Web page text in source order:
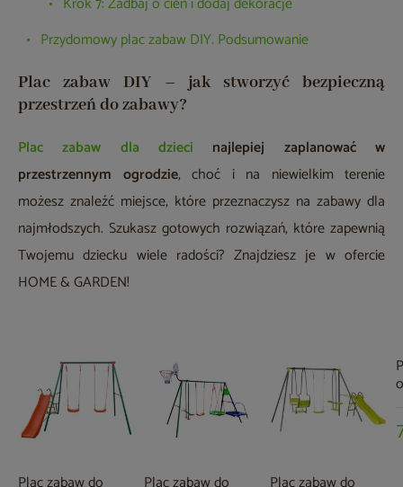
Przydomowy plac zabaw DIY. Podsumowanie
Plac zabaw DIY – jak stworzyć bezpieczną
przestrzeń do zabawy?
Plac zabaw dla dzieci najlepiej zaplanować w
przestrzennym ogrodzie, choć i na niewielkim terenie
możesz znaleźć miejsce, które przeznaczysz na zabawy dla
najmłodszych. Szukasz gotowych rozwiązań, które zapewnią
Twojemu dziecku wiele radości? Znajdziesz je w ofercie
HOME & GARDEN!